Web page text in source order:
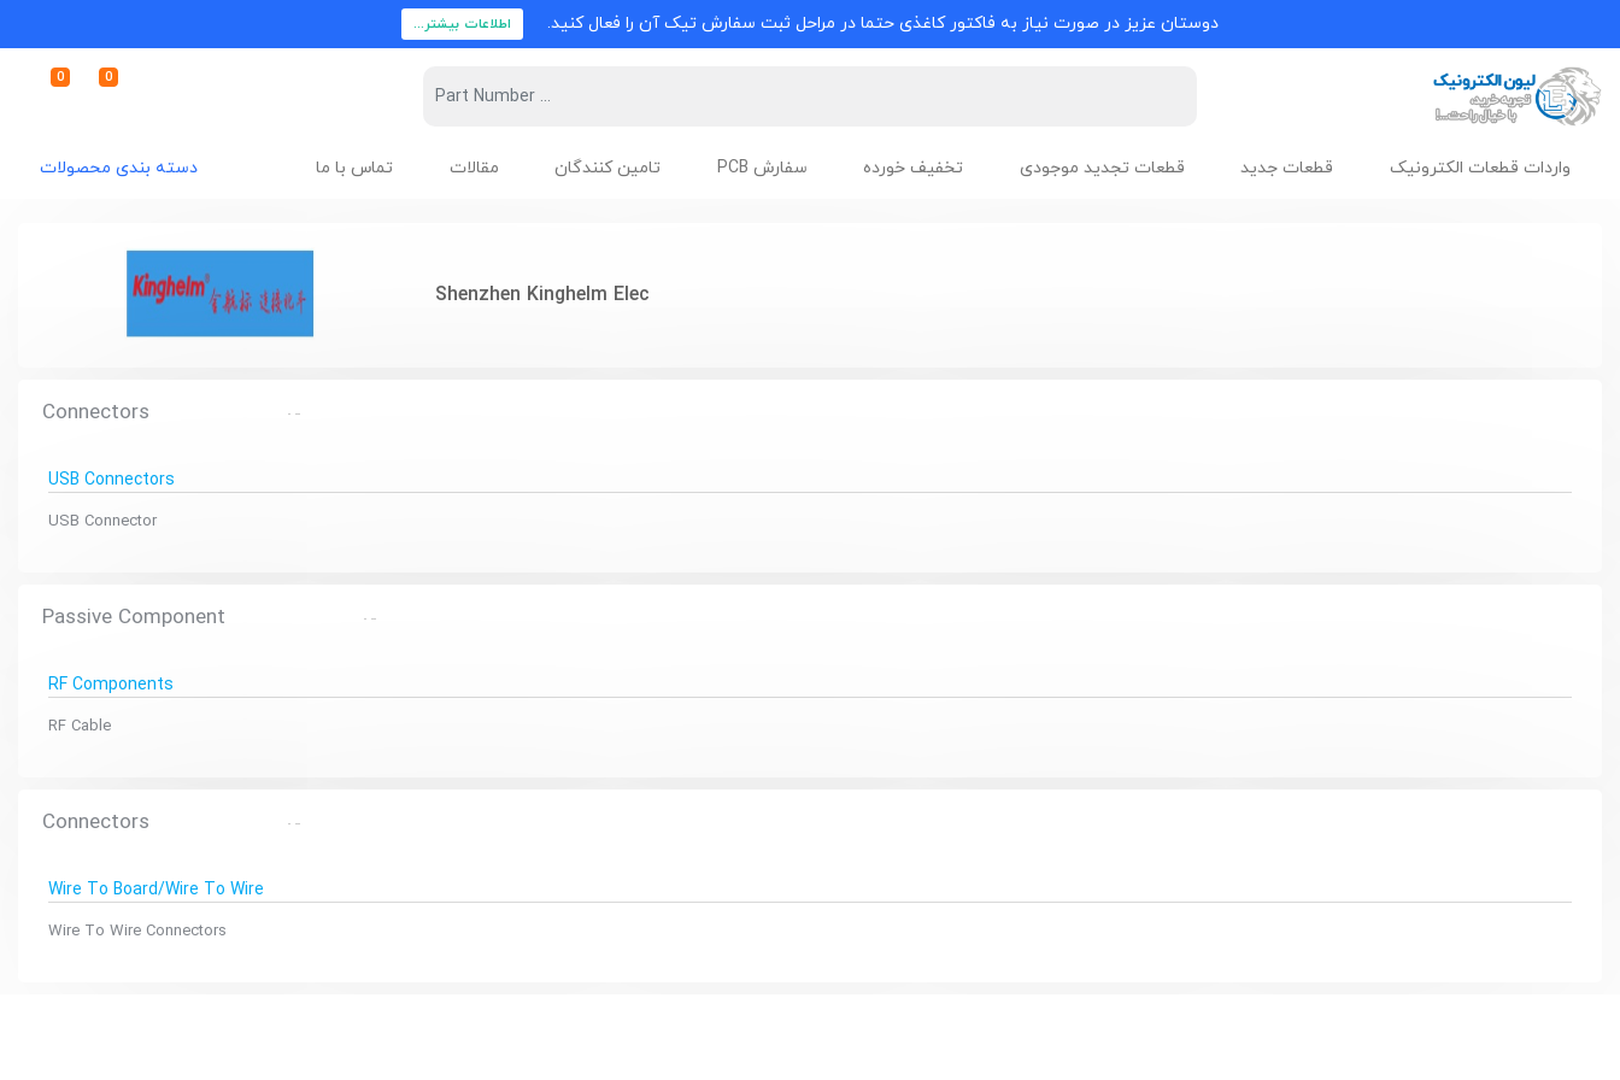
دوستان عزیز در صورت نیاز به فاکتور کاغذی حتما در مراحل ثبت سفارش تیک آن را فعال کنید. اطلاعات بیشتر...
0 0
دسته بندی محصولات واردات قطعات الکترونیک قطعات جدید قطعات تجدید موجودی تخفیف خورده سفارش PCB تامین کنندگان مقالات تماس با ما
Shenzhen Kinghelm Elec
Connectors
USB Connectors
USB Connector
Passive Component
RF Components
RF Cable
Connectors
Wire To Board/Wire To Wire
Wire To Wire Connectors